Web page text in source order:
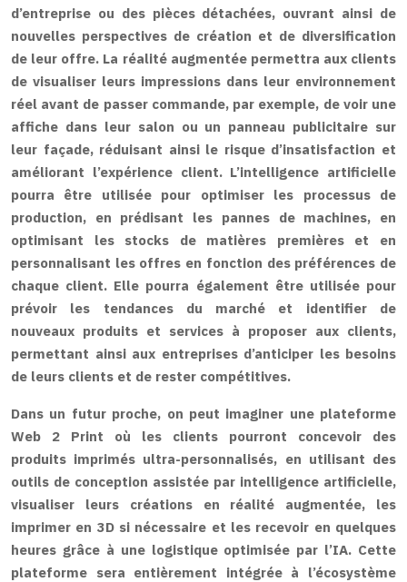
d’entreprise ou des pièces détachées, ouvrant ainsi de
nouvelles perspectives de création et de diversification
de leur offre. La réalité augmentée permettra aux clients
de visualiser leurs impressions dans leur environnement
réel avant de passer commande, par exemple, de voir une
affiche dans leur salon ou un panneau publicitaire sur
leur façade, réduisant ainsi le risque d’insatisfaction et
améliorant l’expérience client. L’intelligence artificielle
pourra être utilisée pour optimiser les processus de
production, en prédisant les pannes de machines, en
optimisant les stocks de matières premières et en
personnalisant les offres en fonction des préférences de
chaque client. Elle pourra également être utilisée pour
prévoir les tendances du marché et identifier de
nouveaux produits et services à proposer aux clients,
permettant ainsi aux entreprises d’anticiper les besoins
de leurs clients et de rester compétitives.
Dans un futur proche, on peut imaginer une plateforme
Web 2 Print où les clients pourront concevoir des
produits imprimés ultra-personnalisés, en utilisant des
outils de conception assistée par intelligence artificielle,
visualiser leurs créations en réalité augmentée, les
imprimer en 3D si nécessaire et les recevoir en quelques
heures grâce à une logistique optimisée par l’IA. Cette
plateforme sera entièrement intégrée à l’écosystème